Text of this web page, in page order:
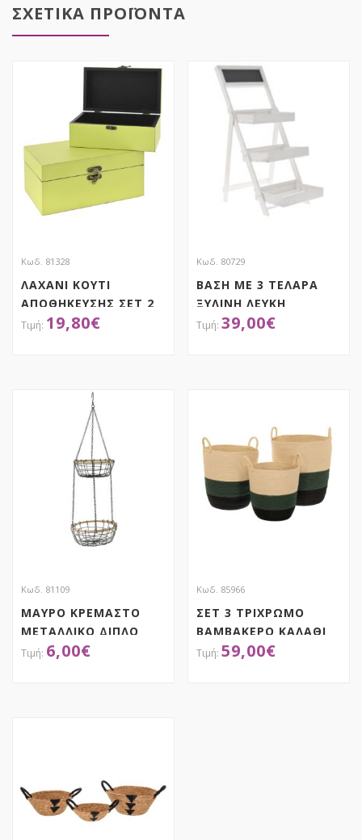
ΣΧΕΤΙΚΑ ΠΡΟΪΟΝΤΑ
Κωδ. 81328
ΛΑΧΑΝΙ ΚΟΥΤΙ
ΑΠΟΘΗΚΕΥΣΗΣ ΣΕΤ 2
26X16X12.5ΕΚ
19,80€
Κωδ. 80729
ΒΑΣΗ ΜΕ 3 ΤΕΛΑΡΑ
ΞΥΛΙΝΗ ΛΕΥΚΗ
32Χ40Χ73 ΕΚ ΜΕ
39,00€
Κωδ. 81109
ΜΑΥΡΟ ΚΡΕΜΑΣΤΟ
ΜΕΤΑΛΛΙΚΟ ΔΙΠΛΟ
ΠΑΝΕΡΙ Φ22Χ9 Φ19Χ8
6,00€
Κωδ. 85966
ΣΕΤ 3 ΤΡΙΧΡΩΜΟ
ΒΑΜΒΑΚΕΡΟ ΚΑΛΑΘΙ
ΜΕ ΧΕΡΟΥΛΙΑ 40Χ45
59,00€